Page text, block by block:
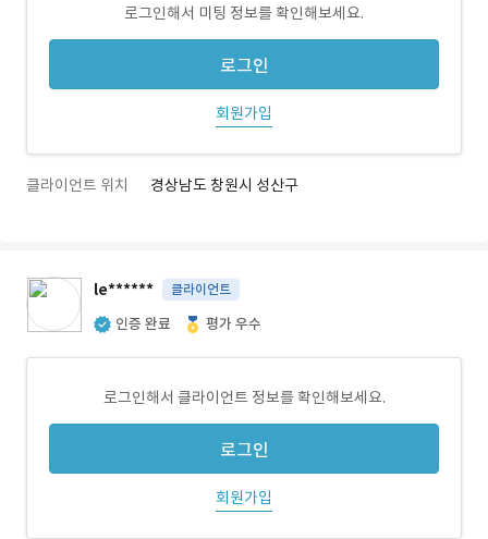
로그인해서 미팅 정보를 확인해보세요.
로그인
회원가입
클라이언트 위치 경상남도 창원시 성산구
le****** 클라이언트
인증 완료 평가 우수
로그인해서 클라이언트 정보를 확인해보세요.
로그인
회원가입